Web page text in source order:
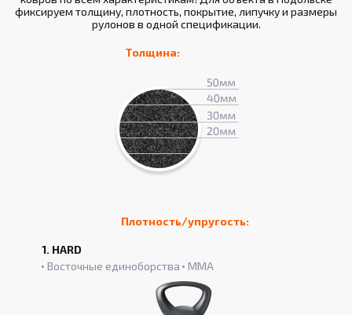
фиксируем толщину, плотность, покрытие, липучку и размеры
рулонов в одной спецификации.
Толщина:
Плотность/упругость:
1. HARD
Восточные единоборства
ММА